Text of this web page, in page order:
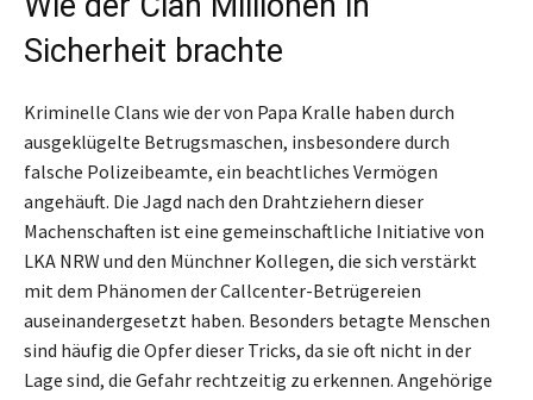
Sicherheit brachte
Kriminelle Clans wie der von Papa Kralle haben durch
ausgeklügelte Betrugsmaschen, insbesondere durch
falsche Polizeibeamte, ein beachtliches Vermögen
angehäuft. Die Jagd nach den Drahtziehern dieser
Machenschaften ist eine gemeinschaftliche Initiative von
LKA NRW und den Münchner Kollegen, die sich verstärkt
mit dem Phänomen der Callcenter-Betrügereien
auseinandergesetzt haben. Besonders betagte Menschen
sind häufig die Opfer dieser Tricks, da sie oft nicht in der
Lage sind, die Gefahr rechtzeitig zu erkennen. Angehörige